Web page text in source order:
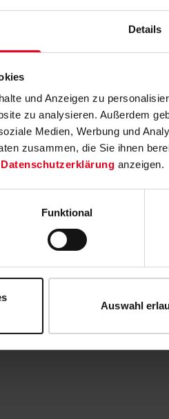
Details
und Anzeigen zu
zu analysieren. Außerdem
Medien, Werbung und
zusammen, die Sie ihnen
Datenschutzerklärung anzeigen.
Funktional
Auswahl